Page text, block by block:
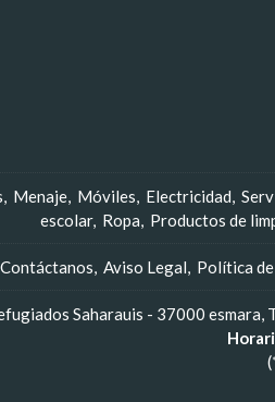
Menaje Móviles Electricidad
escolar Ropa Productos de
Contáctanos Aviso Legal Política
Saharauis - 37000